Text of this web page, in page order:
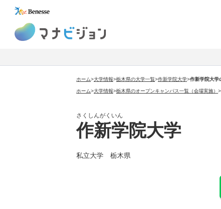
ホーム>大学情報>栃木県の大学一覧>作新学院大学>作新学院大学
ホーム>大学情報>栃木県のオープンキャンパス一覧（会場実施） >
さくしんがくいん
作新学院大学
私立大学 栃木県